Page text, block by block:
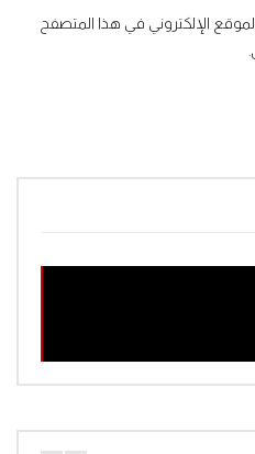
الإلكتروني في هذا المتصفح